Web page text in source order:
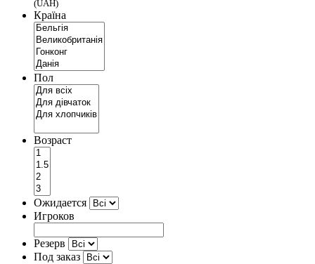
(UAH)
Країна
Пол
Возраст
Ожидается
Игроков
Резерв
Под заказ